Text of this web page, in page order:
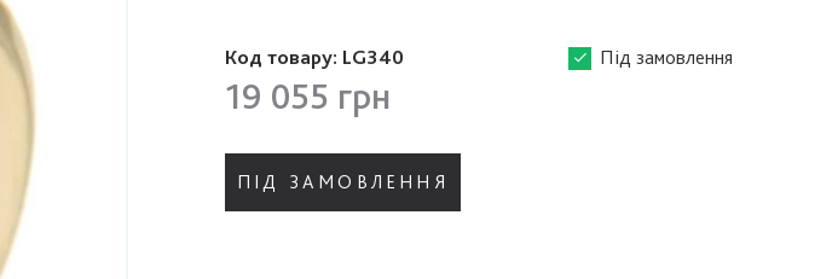
Код товару: LG340 Під замовлення
19 055 грн
ПІД ЗАМОВЛЕННЯ